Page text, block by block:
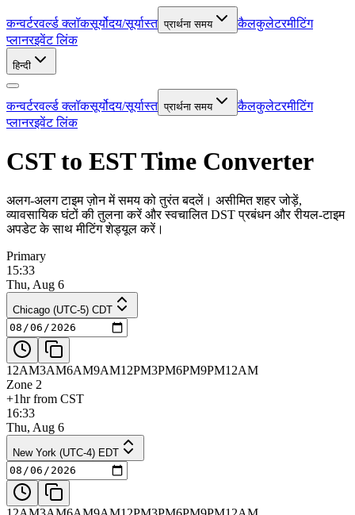
कन्वर्टरवर्ल्ड क्लॉकसूर्योदय/सूर्यास्त प्रार्थना समय कैलकुलेटरमीटिंग
प्लानरइवेंट लिंक
हिन्दी
कन्वर्टरवर्ल्ड क्लॉकसूर्योदय/सूर्यास्त प्रार्थना समय कैलकुलेटरमीटिंग
प्लानरइवेंट लिंक
CST to EST Time Converter
अलग-अलग टाइम ज़ोन में समय को तुरंत बदलें। असीमित शहर जोड़ें,
व्यावसायिक घंटों की तुलना करें और स्वचालित DST प्रबंधन और रीयल-टाइम
अपडेट के साथ मीटिंग शेड्यूल करें।
Primary
15:33
Thu, Aug 6
Chicago (UTC-5) CDT
12AM3AM6AM9AM12PM3PM6PM9PM12AM
Zone 2
+1hr from CST
16:33
Thu, Aug 6
New York (UTC-4) EDT